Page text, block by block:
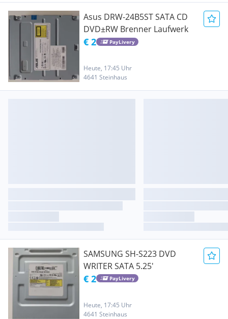
Asus DRW-24B5ST SATA CD
DVD±RW Brenner Laufwerk
€ 2 PayLivery
Heute, 17:45 Uhr
4641 Steinhaus
SAMSUNG SH-S223 DVD
WRITER SATA 5.25'
€ 2 PayLivery
Heute, 17:45 Uhr
4641 Steinhaus